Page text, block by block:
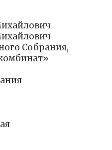
Собрания,